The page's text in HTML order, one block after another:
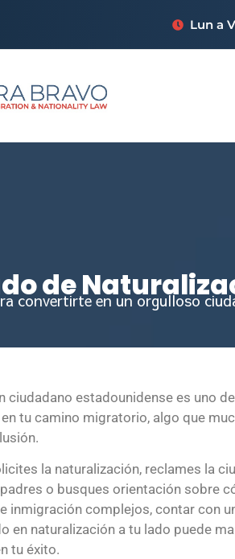
Lun a
de
convertirte en un orgulloso
ciudadano estadounidense es uno
tu camino migratorio, algo que
la naturalización, reclames la
o busques orientación sobre
inmigración complejos, contar con
en naturalización a tu lado puede
tu éxito.